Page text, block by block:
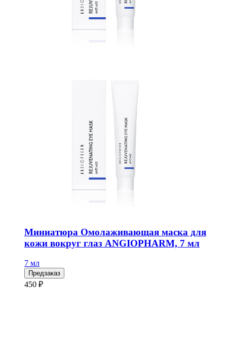
Миниатюра Омолаживающая маска для
кожи вокруг глаз ANGIOPHARM, 7 мл
7 мл
Предзаказ
450 ₽